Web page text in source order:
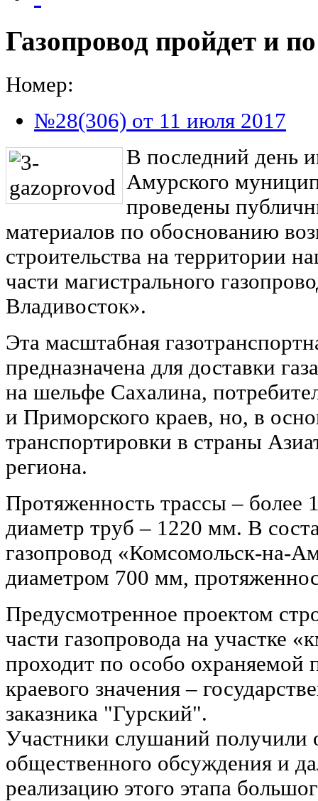
Газопровод пройдет и
Номер:
№28(306) от 11 июля 2017
В последний день
Амурского
проведены
материалов по обоснованию
строительства на территории
части магистрального
Владивосток».
Эта масштабная
предназначена для доставки
на шельфе Сахалина,
и Приморского краев, но, в
транспортировки в страны
региона.
Протяженность трассы – более
диаметр труб – 1220 мм. В
газопровод «Комсомольск-на-
диаметром 700 мм,
Предусмотренное проектом
части газопровода на участке
проходит по особо охраняемой
краевого значения –
заказника "Гурский".
Участники слушаний получили
общественного обсуждения и
реализацию этого этапа